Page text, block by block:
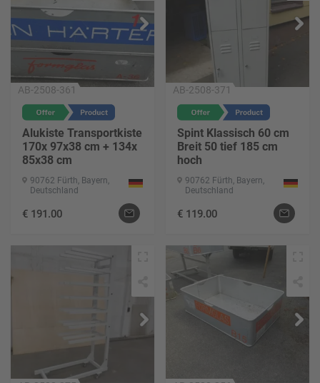
AB-2508-361
Alukiste Transportkiste
170x 97x38 cm + 134x
85x38 cm
90762 Fürth, Bayern,
Deutschland
€ 191.00
AB-2508-371
Spint Klassisch 60 cm
Breit 50 tief 185 cm
hoch
90762 Fürth, Bayern,
Deutschland
€ 119.00